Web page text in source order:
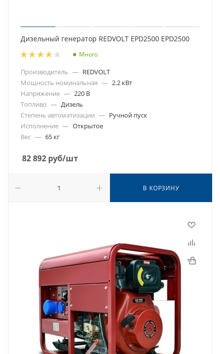
Дизельный генератор REDVOLT EPD2500 EPD2500
Много
Производитель — REDVOLT
Мощность номинальная — 2.2 кВт
Напряжение — 220 В
Топливо — Дизель
Степень автоматизации — Ручной пуск
Исполнение — Открытое
Вес — 65 кг
82 892 руб/шт
В КОРЗИНУ